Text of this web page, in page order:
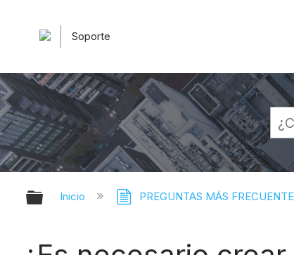
Soporte
Expandir/contraer jerarquía
Inicio PREGUNTAS MÁS